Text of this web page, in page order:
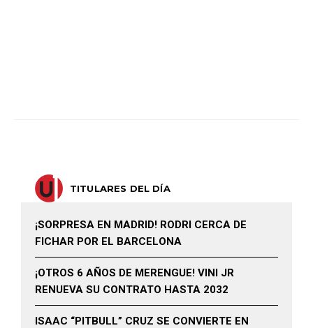
TITULARES DEL DÍA
¡SORPRESA EN MADRID! RODRI CERCA DE
FICHAR POR EL BARCELONA
¡OTROS 6 AÑOS DE MERENGUE! VINI JR
RENUEVA SU CONTRATO HASTA 2032
ISAAC “PITBULL” CRUZ SE CONVIERTE EN